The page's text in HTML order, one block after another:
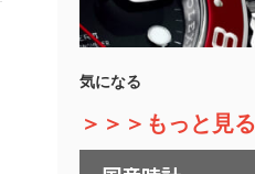
気になる
＞＞＞もっと見る